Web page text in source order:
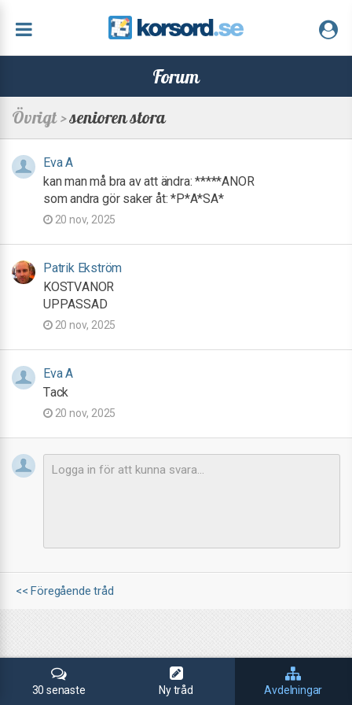
Forum
Övrigt >senioren stora
Eva A
kan man må bra av att ändra: *****ANOR
som andra gör saker åt: *P*A*SA*
20 nov, 2025
Patrik Ekström
KOSTVANOR
UPPASSAD
20 nov, 2025
Eva A
Tack
20 nov, 2025
<< Föregående tråd
30 senaste Ny tråd Avdelningar